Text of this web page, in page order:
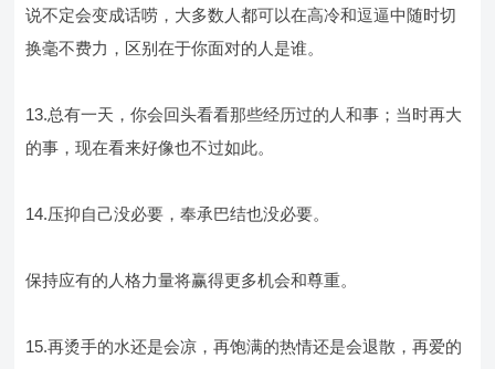
说不定会变成话唠，大多数人都可以在高冷和逗逼中随时切
换毫不费力，区别在于你面对的人是谁。
13.总有一天，你会回头看看那些经历过的人和事；当时再大
的事，现在看来好像也不过如此。
14.压抑自己没必要，奉承巴结也没必要。
保持应有的人格力量将赢得更多机会和尊重。
15.再烫手的水还是会凉，再饱满的热情还是会退散，再爱的